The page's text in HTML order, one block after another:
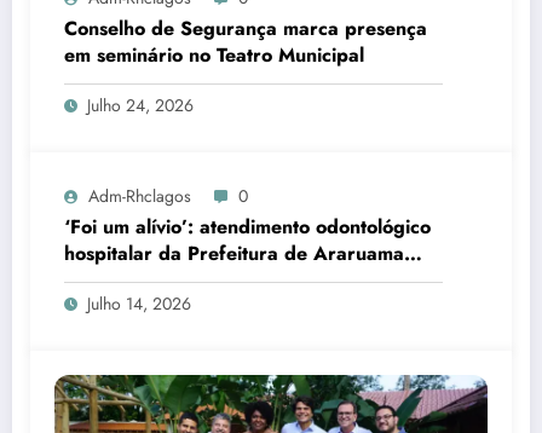
Conselho de Segurança marca presença
em seminário no Teatro Municipal
Julho 24, 2026
Adm-Rhclagos 0
‘Foi um alívio’: atendimento odontológico
hospitalar da Prefeitura de Araruama
transforma rotina de famílias atípicas
Julho 14, 2026